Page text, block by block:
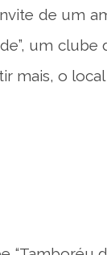
de um
um
mais, o